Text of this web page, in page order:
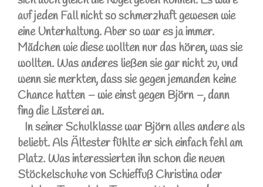
auf jeden Fall nicht so schmerzhaft gewesen wie
eine Unterhaltung. Aber so war es ja immer.
Mädchen wie diese wollten nur das hören, was sie
wollten. Was anderes ließen sie gar nicht zu, und
wenn sie merkten, dass sie gegen jemanden keine
Chance hatten – wie einst gegen Björn –, dann
fing die Lästerei an.
In seiner Schulklasse war Björn alles andere als
beliebt. Als Ältester fühlte er sich einfach fehl am
Platz. Was interessierten ihn schon die neuen
Stöckelschuhe von Schieffuß Christina oder